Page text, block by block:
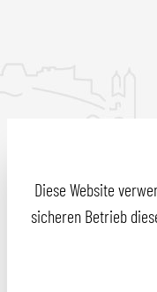
Diese Website
sicheren Betrieb